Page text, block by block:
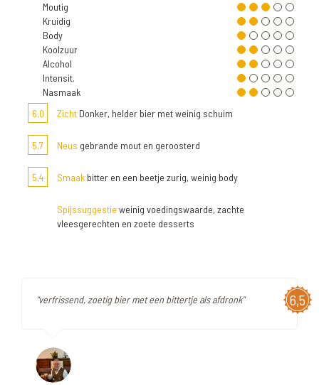
Moutig
Kruidig
Body
Koolzuur
Alcohol
Intensit.
Nasmaak
6,0
Zicht Donker, helder bier met weinig schuim
5,7 Neus gebrande mout en geroosterd
5,4 Smaak bitter en een beetje zurig, weinig body
Spijssuggestie weinig voedingswaarde, zachte
vleesgerechten en zoete desserts
6,5
"verfrissend, zoetig bier met een bittertje als afdronk"